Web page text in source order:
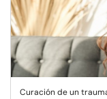
Curación de un